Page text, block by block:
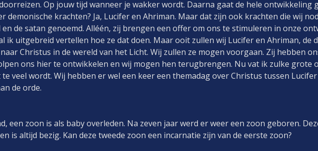
Op jouw tijd wanneer je wakker wordt. Daarna gaat de hele ontwikkeling
demonische krachten? Ja, Lucifer en Ahriman. Maar dat zijn ook krachten die wij
en de satan genoemd. Alléén, zij brengen een offer om ons te stimuleren in onze
ik uitgebreid vertellen hoe ze dat doen. Maar ooit zullen wij Lucifer en Ahriman, de
Christus in de wereld van het Licht. Wij zullen ze mogen voorgaan. Zij hebben
ons hier te ontwikkelen en wij mogen hen terugbrengen. Nu vat ik zulke grote
veel wordt. Wij hebben er wel een keer een themadag over Christus tussen
de orde.
een zoon is als baby overleden. Na zeven jaar werd er weer een zoon geboren.
is altijd bezig. Kan deze tweede zoon een incarnatie zijn van de eerste zoon?